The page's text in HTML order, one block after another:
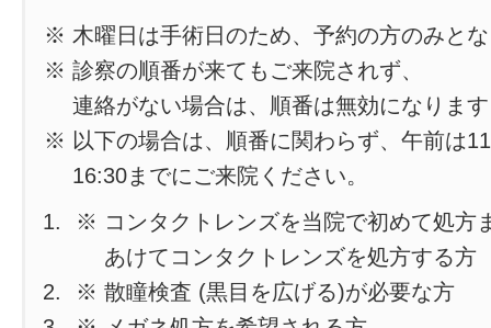
※ 木曜日は手術日のため、予約の方のみと
※ 診察の順番が来てもご来院されず、
連絡がない場合は、順番は無効になりま
※ 以下の場合は、順番に関わらず、午前は
16:30までにご来院ください。
※ コンタクトレンズを当院で初めて処方
あけてコンタクトレンズを処方する方
※ 散瞳検査 (黒目を広げる)が必要な方